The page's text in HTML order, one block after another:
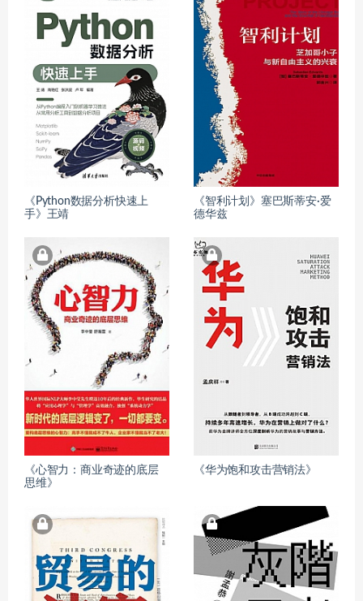
《Python数据分析快速上
手》王靖
《智利计划》塞巴斯蒂安·爱
德华兹
《心智力：商业奇迹的底层
思维》
《华为饱和攻击营销法》